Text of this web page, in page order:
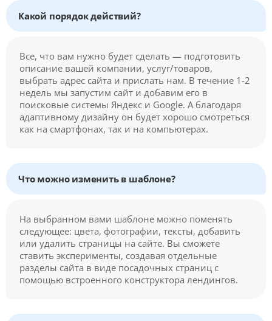
Какой порядок действий?
Все, что вам нужно будет сделать — подготовить
описание вашей компании, услуг/товаров,
выбрать адрес сайта и прислать нам. В течение 1-2
недель мы запустим сайт и добавим его в
поисковые системы Яндекс и Google. А благодаря
адаптивному дизайну он будет хорошо смотреться
как на смартфонах, так и на компьютерах.
Что можно изменить в шаблоне?
На выбранном вами шаблоне можно поменять
следующее: цвета, фотографии, тексты, добавить
или удалить страницы на сайте. Вы сможете
ставить эксперименты, создавая отдельные
разделы сайта в виде посадочных страниц с
помощью встроенного конструктора лендингов.